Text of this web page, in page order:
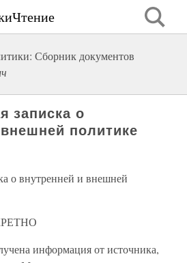
Сборник документов
записка о
политике
о внутренней и внешней
информация от источника,